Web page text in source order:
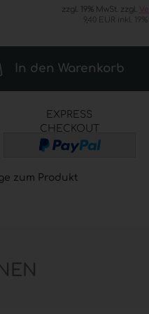
(GOJO®) anzeigen
Seifen
/ GOJO® Sets
/ GOJO® Zubehör
zzgl. 19% MwSt. zzgl.
9,40 EUR inkl.
In den Warenkorb
EXPRESS
CHECKOUT
zum Produkt